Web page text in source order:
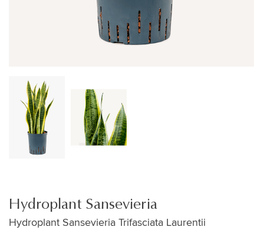
Hydroplant Sansevieria
Hydroplant Sansevieria Trifasciata Laurentii